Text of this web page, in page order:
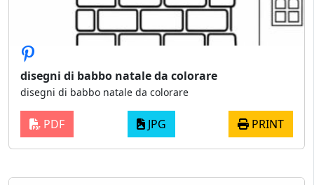
disegni di babbo natale da colorare
disegni di babbo natale da colorare
PDF JPG PRINT